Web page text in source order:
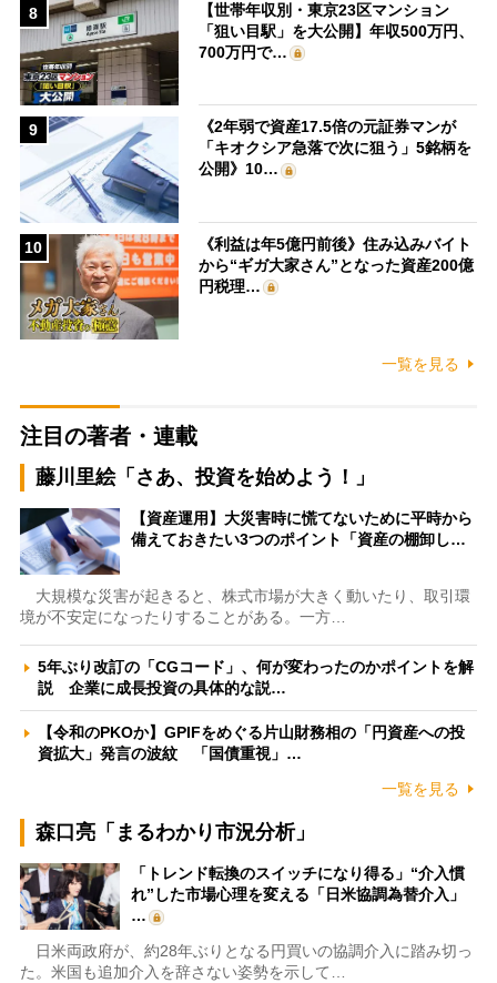
8
【世帯年収別・東京23区マンション
「狙い目駅」を大公開】年収500万円、
700万円で…
9
《2年弱で資産17.5倍の元証券マンが
「キオクシア急落で次に狙う」5銘柄を
公開》10…
10
《利益は年5億円前後》住み込みバイト
から“ギガ大家さん”となった資産200億
円税理…
一覧を見る
注目の著者・連載
藤川里絵「さあ、投資を始めよう！」
【資産運用】大災害時に慌てないために平時から
備えておきたい3つのポイント「資産の棚卸し…
大規模な災害が起きると、株式市場が大きく動いたり、取引環
境が不安定になったりすることがある。一方…
5年ぶり改訂の「CGコード」、何が変わったのかポイントを解
説 企業に成長投資の具体的な説…
【令和のPKOか】GPIFをめぐる片山財務相の「円資産への投
資拡大」発言の波紋 「国債重視」…
一覧を見る
森口亮「まるわかり市況分析」
「トレンド転換のスイッチになり得る」“介入慣
れ”した市場心理を変える「日米協調為替介入」
…
日米両政府が、約28年ぶりとなる円買いの協調介入に踏み切っ
た。米国も追加介入を辞さない姿勢を示して…